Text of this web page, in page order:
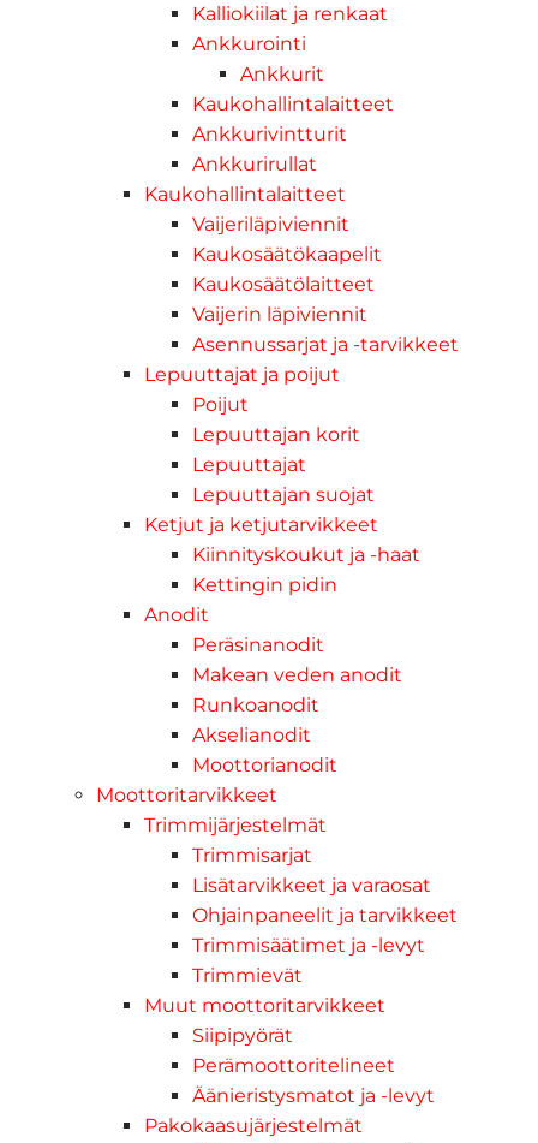
Kalliokiilat ja renkaat
Ankkurointi
Ankkurit
Kaukohallintalaitteet
Ankkurivintturit
Ankkurirullat
Kaukohallintalaitteet
Vaijeriläpiviennit
Kaukosäätökaapelit
Kaukosäätölaitteet
Vaijerin läpiviennit
Asennussarjat ja -tarvikkeet
Lepuuttajat ja poijut
Poijut
Lepuuttajan korit
Lepuuttajat
Lepuuttajan suojat
Ketjut ja ketjutarvikkeet
Kiinnityskoukut ja -haat
Kettingin pidin
Anodit
Peräsinanodit
Makean veden anodit
Runkoanodit
Akselianodit
Moottorianodit
Moottoritarvikkeet
Trimmijärjestelmät
Trimmisarjat
Lisätarvikkeet ja varaosat
Ohjainpaneelit ja tarvikkeet
Trimmisäätimet ja -levyt
Trimmievät
Muut moottoritarvikkeet
Siipipyörät
Perämoottoritelineet
Äänieristysmatot ja -levyt
Pakokaasujärjestelmät